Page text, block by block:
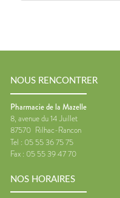
NOUS RENCONTRER
Pharmacie de la Mazelle
8, avenue du 14 Juillet
87570 Rilhac-Rancon
Tel : 05 55 36 75 75
Fax : 05 55 39 47 70
NOS HORAIRES